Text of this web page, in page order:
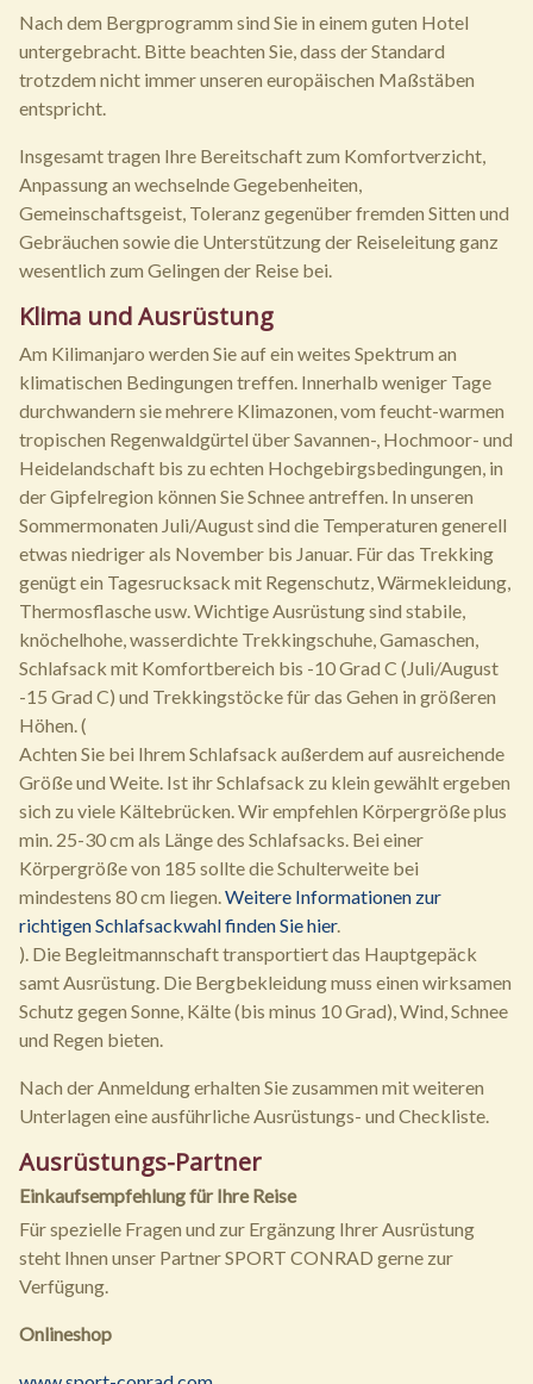
Nach dem Bergprogramm sind Sie in einem guten Hotel
untergebracht. Bitte beachten Sie, dass der Standard
trotzdem nicht immer unseren europäischen Maßstäben
entspricht.
Insgesamt tragen Ihre Bereitschaft zum Komfortverzicht,
Anpassung an wechselnde Gegebenheiten,
Gemeinschaftsgeist, Toleranz gegenüber fremden Sitten und
Gebräuchen sowie die Unterstützung der Reiseleitung ganz
wesentlich zum Gelingen der Reise bei.
Klima und Ausrüstung
Am Kilimanjaro werden Sie auf ein weites Spektrum an
klimatischen Bedingungen treffen. Innerhalb weniger Tage
durchwandern sie mehrere Klimazonen, vom feucht-warmen
tropischen Regenwaldgürtel über Savannen-, Hochmoor- und
Heidelandschaft bis zu echten Hochgebirgsbedingungen, in
der Gipfelregion können Sie Schnee antreffen. In unseren
Sommermonaten Juli/August sind die Temperaturen generell
etwas niedriger als November bis Januar. Für das Trekking
genügt ein Tagesrucksack mit Regenschutz, Wärmekleidung,
Thermosflasche usw. Wichtige Ausrüstung sind stabile,
knöchelhohe, wasserdichte Trekkingschuhe, Gamaschen,
Schlafsack mit Komfortbereich bis -10 Grad C (Juli/August
-15 Grad C) und Trekkingstöcke für das Gehen in größeren
Höhen. (
Achten Sie bei Ihrem Schlafsack außerdem auf ausreichende
Größe und Weite. Ist ihr Schlafsack zu klein gewählt ergeben
sich zu viele Kältebrücken. Wir empfehlen Körpergröße plus
min. 25-30 cm als Länge des Schlafsacks. Bei einer
Körpergröße von 185 sollte die Schulterweite bei
mindestens 80 cm liegen.Weitere Informationen zur
richtigen Schlafsackwahl finden Sie hier.
). Die Begleitmannschaft transportiert das Hauptgepäck
samt Ausrüstung. Die Bergbekleidung muss einen wirksamen
Schutz gegen Sonne, Kälte (bis minus 10 Grad), Wind, Schnee
und Regen bieten.
Nach der Anmeldung erhalten Sie zusammen mit weiteren
Unterlagen eine ausführliche Ausrüstungs- und Checkliste.
Ausrüstungs-Partner
Einkaufsempfehlung für Ihre Reise
Für spezielle Fragen und zur Ergänzung Ihrer Ausrüstung
steht Ihnen unser Partner SPORT CONRAD gerne zur
Verfügung.
Onlineshop